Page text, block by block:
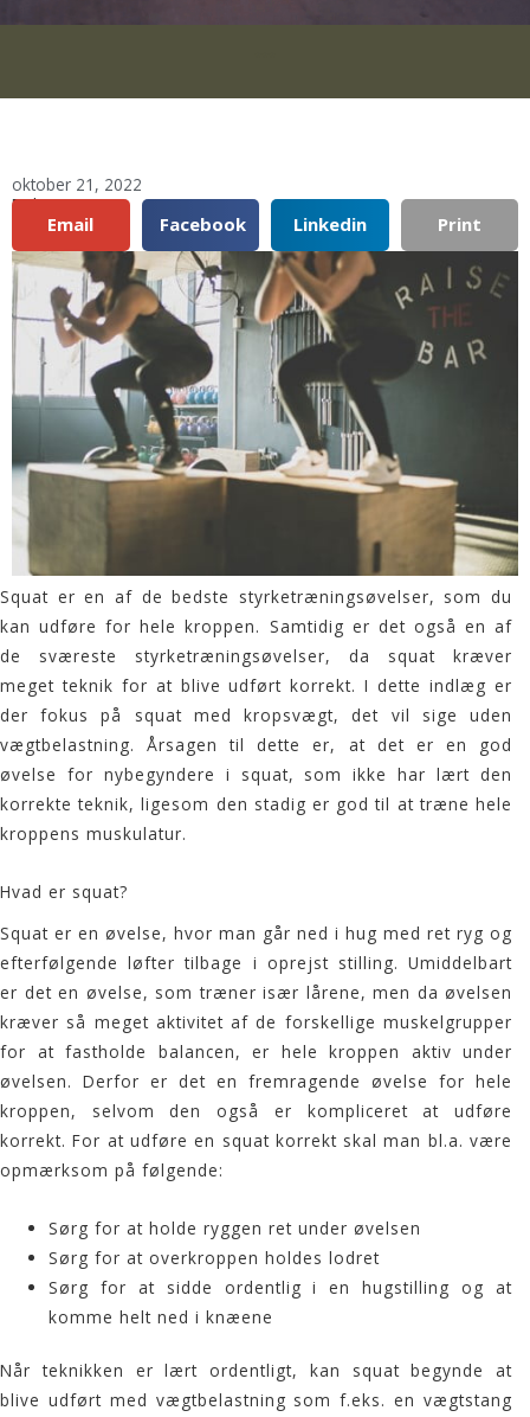
oktober 21, 2022
Del:
Email Facebook Linkedin Print
Squat er en af de bedste styrketræningsøvelser, som du
kan udføre for hele kroppen. Samtidig er det også en af
de sværeste styrketræningsøvelser, da squat kræver
meget teknik for at blive udført korrekt. I dette indlæg er
der fokus på squat med kropsvægt, det vil sige uden
vægtbelastning. Årsagen til dette er, at det er en god
øvelse for nybegyndere i squat, som ikke har lært den
korrekte teknik, ligesom den stadig er god til at træne hele
kroppens muskulatur.
Hvad er squat?
Squat er en øvelse, hvor man går ned i hug med ret ryg og
efterfølgende løfter tilbage i oprejst stilling. Umiddelbart
er det en øvelse, som træner især lårene, men da øvelsen
kræver så meget aktivitet af de forskellige muskelgrupper
for at fastholde balancen, er hele kroppen aktiv under
øvelsen. Derfor er det en fremragende øvelse for hele
kroppen, selvom den også er kompliceret at udføre
korrekt. For at udføre en squat korrekt skal man bl.a. være
opmærksom på følgende:
Sørg for at holde ryggen ret under øvelsen
Sørg for at overkroppen holdes lodret
Sørg for at sidde ordentlig i en hugstilling og at
komme helt ned i knæene
Når teknikken er lært ordentligt, kan squat begynde at
blive udført med vægtbelastning som f.eks. en vægtstang